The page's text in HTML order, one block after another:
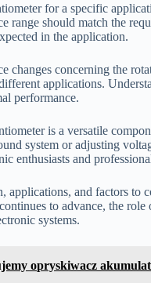
for a specific
range should match the
in the application.
changes concerning the
applications.
performance.
is a versatile
system or adjusting
enthusiasts and
applications, and factors
to advance, the
systems.
opryskiwacz